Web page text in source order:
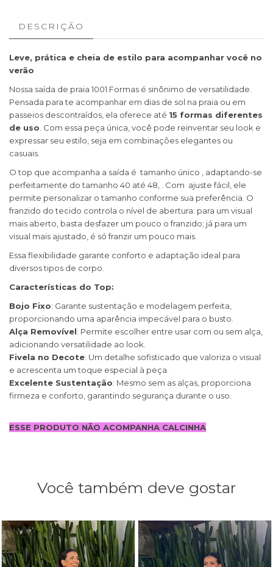
DESCRIÇÃO
Leve, prática e cheia de estilo para acompanhar você no
verão
Nossa saída de praia 1001 Formas é sinônimo de versatilidade.
Pensada para te acompanhar em dias de sol na praia ou em
passeios descontraídos, ela oferece até 15 formas diferentes
de uso . Com essa peça única, você pode reinventar seu look e
expressar seu estilo, seja em combinações elegantes ou
casuais.
O top que acompanha a saída é tamanho único , adaptando-se
perfeitamente do tamanho 40 até 48, . Com ajuste fácil, ele
permite personalizar o tamanho conforme sua preferência. O
franzido do tecido controla o nível de abertura: para um visual
mais aberto, basta desfazer um pouco o franzido; já para um
visual mais ajustado, é só franzir um pouco mais.
Essa flexibilidade garante conforto e adaptação ideal para
diversos tipos de corpo.
Características do Top:
Bojo Fixo: Garante sustentação e modelagem perfeita,
proporcionando uma aparência impecável para o busto.
Alça Removível: Permite escolher entre usar com ou sem alça,
adicionando versatilidade ao look.
Fivela no Decote: Um detalhe sofisticado que valoriza o visual
e acrescenta um toque especial à peça.
Excelente Sustentação: Mesmo sem as alças, proporciona
firmeza e conforto, garantindo segurança durante o uso.
ESSE PRODUTO NÃO ACOMPANHA CALCINHA
Você também deve gostar